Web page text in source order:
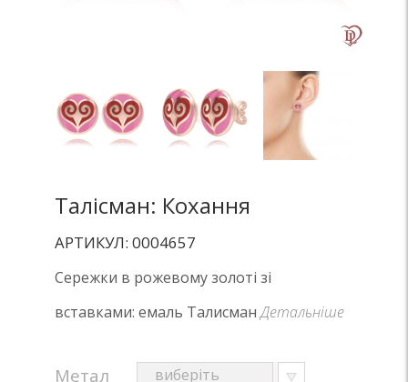
Талісман: Кохання
АРТИКУЛ: 0004657
Сережки в рожевому золоті зі
вставками: емаль ТалисманДетальніше
Метал